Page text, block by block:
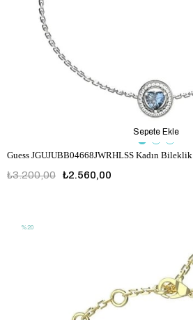
Guess JGUJUBB04668JWRHLSS Kadın Bileklik
₺2.560,00
₺3.200,00
Sepete Ekle
%20